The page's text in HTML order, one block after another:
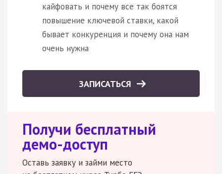
кайфовать и почему все так боятся
повышение ключевой ставки, какой
бывает конкуренция и почему она нам
очень нужна
ЗАПИСАТЬСЯ
Получи бесплатный
демо-доступ
Оставь заявку и займи место